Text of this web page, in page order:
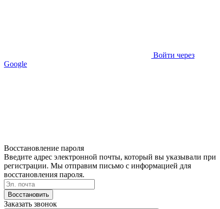
Войти через
Google
Восстановление пароля
Введите адрес электронной почты, который вы указывали при
регистрации. Мы отправим письмо с информацией для
восстановления пароля.
Восстановить
Заказать звонок